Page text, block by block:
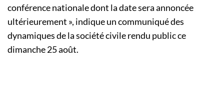
conférence nationale dont la date sera annoncée
ultérieurement », indique un communiqué des
dynamiques de la société civile rendu public ce
dimanche 25 août.